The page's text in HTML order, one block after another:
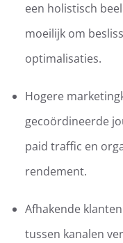
een holistisch
moeilijk om
optimalisaties.
Hogere
gecoördineerde
paid traffic en
rendement.
Afhakende
tussen kanalen